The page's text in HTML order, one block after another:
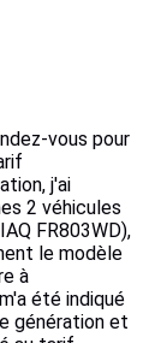
vous pour
j'ai
2 véhicules
FR803WD),
le modèle
à
été indiqué
génération et